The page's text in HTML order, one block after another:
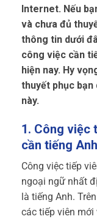
Internet. Nếu
và chưa đủ
thông tin dưới
công việc cần
hiện nay. Hy
thuyết phục
này.
1. Công việc
cần tiếng
Công việc tiếp
ngoại ngữ nhất
là tiếng Anh.
các tiếp viên